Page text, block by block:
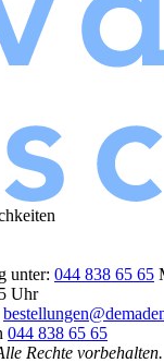
unter: 044 838 65 65
Uhr
044 838 65 65
Rechte vorbehalten.